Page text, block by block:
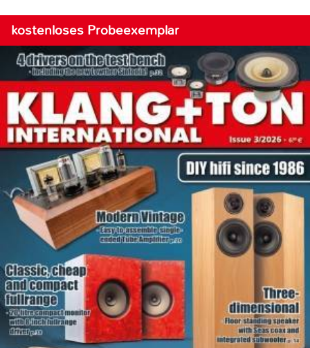
kostenloses Probeexemplar